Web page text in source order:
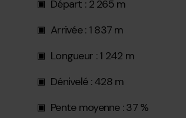
Départ : 2 265 m
Arrivée : 1 837 m
Longueur : 1 242 m
Dénivelé : 428 m
Pente moyenne : 37 %